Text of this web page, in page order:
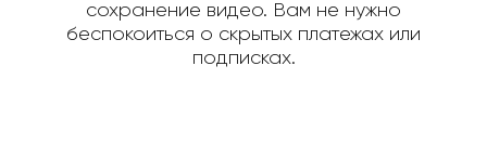
сохранение видео. Вам не нужно
беспокоиться о скрытых платежах или
подписках.